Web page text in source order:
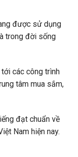
được sử dụng
trong đời sống
các công trình
tâm mua sắm,
đạt chuẩn về
Nam hiện nay.